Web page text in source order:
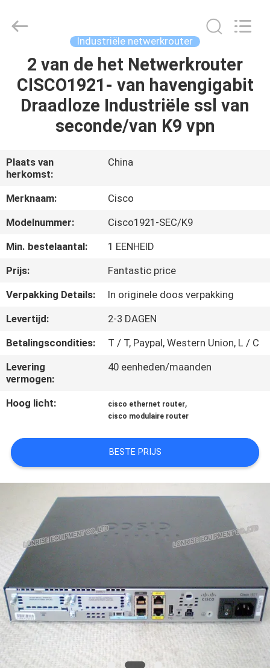
HUIS
PRODUCTEN
OVER
ONS
FABRIEKSTOCHT
KWALITEITSCONTROLE
NEEM
CONTACT
ONS
OP
NIEUWS
GEVALLEN
SITEMAP
PRIVACYBELEID
Ltd..
Industriële netwerkrouter
2 van de het Netwerkrouter
CISCO1921- van havengigabit
Draadloze Industriële ssl van
seconde/van K9 vpn
Plaats van
herkomst:
China
Merknaam:
Cisco
Modelnummer:
Cisco1921-SEC/K9
Min. bestelaantal:
1 EENHEID
Prijs:
Fantastic price
Verpakking Details:
In originele doos verpakking
Levertijd:
2-3 DAGEN
Betalingscondities:
T / T, Paypal, Western Union, L / C
Levering
vermogen:
40 eenheden/maanden
Hoog licht: cisco ethernet router,
cisco modulaire router
BESTE PRIJS